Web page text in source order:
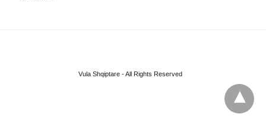
Vula Shqiptare - All Rights Reserved